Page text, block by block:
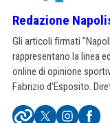
Redazione
Gli articoli firmati
rappresentano la linea
online di opinione
Fabrizio d'Esposito.